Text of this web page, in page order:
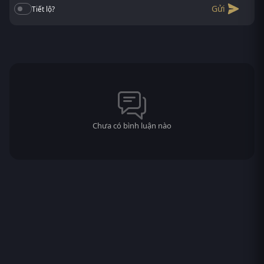
Tiết lộ? Gửi
Chưa có bình luận nào